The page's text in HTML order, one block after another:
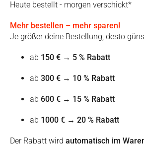
Heute bestellt - morgen verschickt*
Mehr bestellen – mehr sparen!
Je größer deine Bestellung, desto
ab 150 € → 5 % Rabatt
ab 300 € → 10 % Rabatt
ab 600 € → 15 % Rabatt
ab 1000 € → 20 % Rabatt
Der Rabatt wird automatisch im